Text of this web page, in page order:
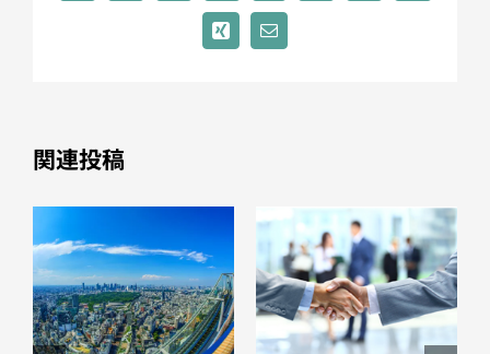
Xing
電
子
関連投稿